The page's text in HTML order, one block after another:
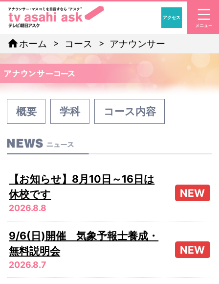
「アナウンサー・マ
アクセス
homeホーム コース アナウンサー
概要 学科 コース内容
【お知らせ】8月10日～16日は
休校です
2026.8.8
9/6(日)開催 気象予報士養成・
無料説明会
2026.8.7